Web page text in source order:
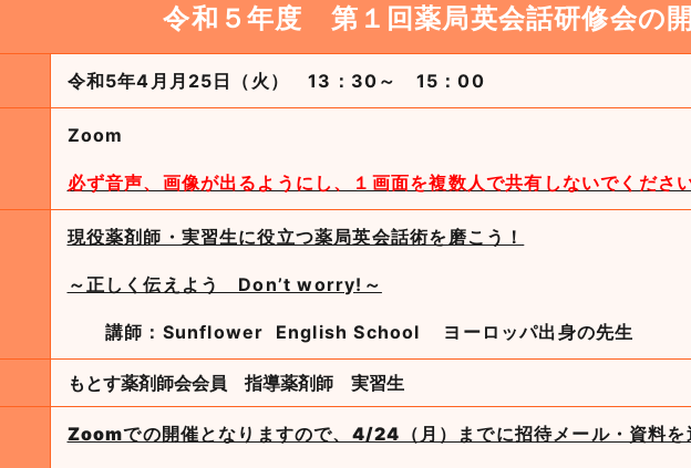
令和５年度 第１回薬局英会話研修会の
令和5年4月月25日（火） 13：30～ 15：00
Zoom
必ず音声、画像が出るようにし、１画面を複数人で共有しないでください
現役薬剤師・実習生に役立つ薬局英会話術を磨こう！
～正しく伝えよう Don’t worry!～
講師：Sunflower English School ヨーロッパ出身の先生
もとす薬剤師会会員 指導薬剤師 実習生
Zoomでの開催となりますので、4/24（月）までに招待メール・資料を